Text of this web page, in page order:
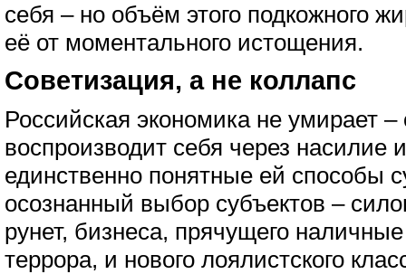
себя – но объём этого подкожного
её от моментального истощения.
Советизация, а не коллапс
Российская экономика не умирает –
воспроизводит себя через насилие
единственно понятные ей способы
осознанный выбор субъектов –
рунет, бизнеса, прячущего наличные
террора, и нового лоялистского